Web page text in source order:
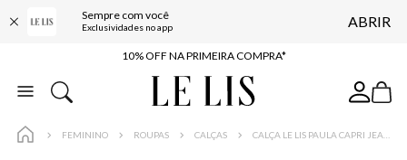
Sempre com você
Exclusividades no app ABRIR
BAIXE O APP
10% OFF NA PRIMEIRA COMPRA*
COMPRE ONLINE E RETIRE EM LOJA*
FEMININO ROUPAS CALÇAS